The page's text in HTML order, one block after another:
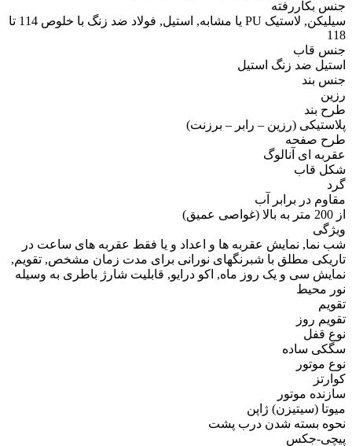
جنس بکاررفته
سیلیکن, لاستیک PU یا مشابه, استیل, فولاد ضد زنگ با خلوص 114 تا
118
جنس قاب
استیل ضد زنگ استیل
جنس بند
رزین
طرح بند
پلاستیکی (رزین – رابر – برزنت)
طرح صفحه
عقربه ای آنالوگ
شکل قاب
گرد
مقاوم در برابر آب
از 200 متر به بالا (غواصی عمیق)
ویژگی
شب نما, نمایش عقربه ها و اعداد و یا فقط عقربه های ساعت در
تاریکی مطلق با شبرنگهای نورانی برای مدت زمان مشخص, تقویم,
نمایش سی و یک روز ماه, اکو درایو, قابلیت شارژ باطری به وسیله
نور محیط
تقویم
تقویم روز
نوع قفل
سگکی ساده
نوع موتور
کوارتز
سازنده موتور
میوتا (سیتیزن) ژاپن
نحوه بسته شدن درب پشت
پیچی-جکس